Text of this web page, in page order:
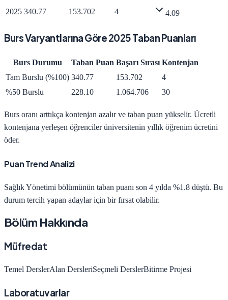
2025 340.77 153.702 4 4.09
Burs Varyantlarına Göre2025Taban Puanları
Burs Durumu Taban Puan Başarı Sırası Kontenjan
Tam Burslu (%100) 340.77 153.702
4
%50 Burslu
228.10 1.064.706 30
Burs oranı arttıkça kontenjan azalır ve taban puan yükselir. Ücretli
kontenjana yerleşen öğrenciler üniversitenin yıllık öğrenim ücretini
öder.
Puan Trend Analizi
Sağlık Yönetimi bölümünün taban puanı son 4 yılda %1.8 düştü. Bu
durum tercih yapan adaylar için bir fırsat olabilir.
Bölüm Hakkında
Müfredat
Temel DerslerAlan DersleriSeçmeli DerslerBitirme Projesi
Laboratuvarlar